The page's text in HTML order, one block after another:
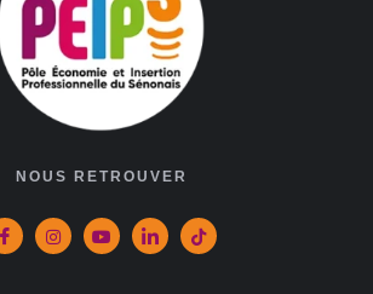
NOUS RETROUVER